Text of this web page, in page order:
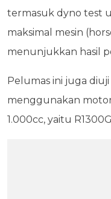
termasuk dyno test
maksimal mesin
menunjukkan hasil
Pelumas ini juga
menggunakan
1.000cc, yaitu